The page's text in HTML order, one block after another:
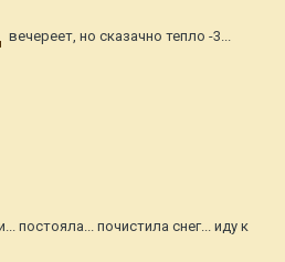
вечереет, но сказачно тепло -3...
постояла... почистила снег... иду к